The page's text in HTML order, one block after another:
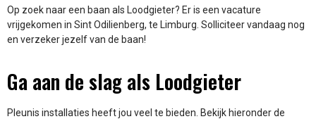
Op zoek naar een baan als Loodgieter? Er is een vacature
vrijgekomen in Sint Odilienberg, te Limburg. Solliciteer vandaag nog
en verzeker jezelf van de baan!
Ga aan de slag als Loodgieter
Pleunis installaties heeft jou veel te bieden. Bekijk hieronder de